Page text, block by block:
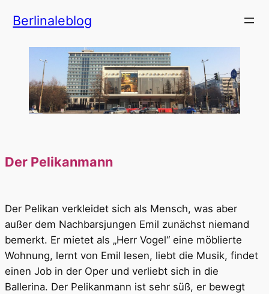
Inhalt
Berlinaleblog
Der Pelikanmann
Der Pelikan verkleidet sich als Mensch, was aber
außer dem Nachbarsjungen Emil zunächst niemand
bemerkt. Er mietet als „Herr Vogel“ eine möblierte
Wohnung, lernt von Emil lesen, liebt die Musik, findet
einen Job in der Oper und verliebt sich in die
Ballerina. Der Pelikanmann ist sehr süß, er bewegt